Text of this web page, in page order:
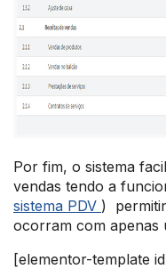
Por fim, o sistema
vendas tendo a
sistema PDV )
ocorram com apenas
[elementor-template